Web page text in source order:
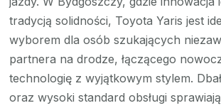
tradycją solidności, Toyota Yaris jest
wyborem dla osób szukających
partnera na drodze, łączącego
technologię z wyjątkowym stylem.
oraz wysoki standard obsługi